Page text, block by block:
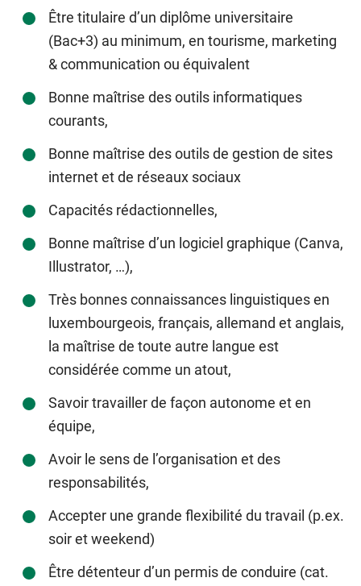
Être titulaire d’un diplôme universitaire
(Bac+3) au minimum, en tourisme, marketing
& communication ou équivalent
Bonne maîtrise des outils informatiques
courants,
Bonne maîtrise des outils de gestion de sites
internet et de réseaux sociaux
Capacités rédactionnelles,
Bonne maîtrise d’un logiciel graphique (Canva,
Illustrator, …),
Très bonnes connaissances linguistiques en
luxembourgeois, français, allemand et anglais,
la maîtrise de toute autre langue est
considérée comme un atout,
Savoir travailler de façon autonome et en
équipe,
Avoir le sens de l’organisation et des
responsabilités,
Accepter une grande flexibilité du travail (p.ex.
soir et weekend)
Être détenteur d’un permis de conduire (cat.